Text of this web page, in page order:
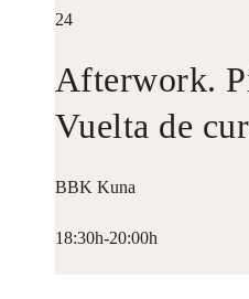
24
Afterwork.
Vuelta de
BBK Kuna
18:30h-20:00h